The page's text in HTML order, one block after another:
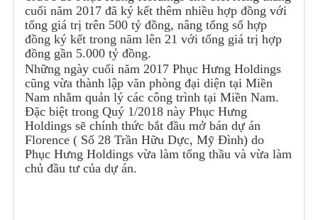
cuối năm 2017 đã ký kết thêm nhiều hợp đồng với
tổng giá trị trên 500 tỷ đồng, nâng tổng số hợp
đồng ký kết trong năm lên 21 với tổng giá trị hợp
đồng gần 5.000 tỷ đồng.
Những ngày cuối năm 2017 Phục Hưng Holdings
cũng vừa thành lập văn phòng đại diện tại Miền
Nam nhằm quản lý các công trình tại Miền Nam.
Đặc biệt trong Quý 1/2018 này Phục Hưng
Holdings sẽ chính thức bắt đầu mở bán dự án
Florence ( Số 28 Trần Hữu Dực, Mỹ Đình) do
Phục Hưng Holdings vừa làm tổng thầu và vừa làm
chủ đầu tư của dự án.